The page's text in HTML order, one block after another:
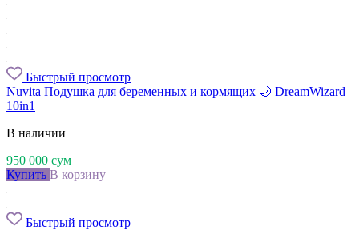
Быстрый просмотр
Nuvita Подушка для беременных и кормящих 🌙 DreamWizard
10in1
В наличии
950 000 сум
Купить В корзину
Быстрый просмотр